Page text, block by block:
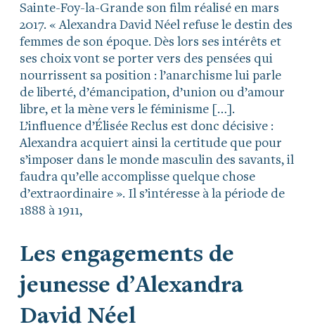
Sainte-Foy-la-Grande son film réalisé en mars
2017. « Alexandra David Néel refuse le destin des
femmes de son époque. Dès lors ses intérêts et
ses choix vont se porter vers des pensées qui
nourrissent sa position : l’anarchisme lui parle
de liberté, d’émancipation, d’union ou d’amour
libre, et la mène vers le féminisme […].
L’influence d’Élisée Reclus est donc décisive :
Alexandra acquiert ainsi la certitude que pour
s’imposer dans le monde masculin des savants, il
faudra qu’elle accomplisse quelque chose
d’extraordinaire ». Il s’intéresse à la période de
1888 à 1911,
Les engagements de
jeunesse d’Alexandra
David Néel